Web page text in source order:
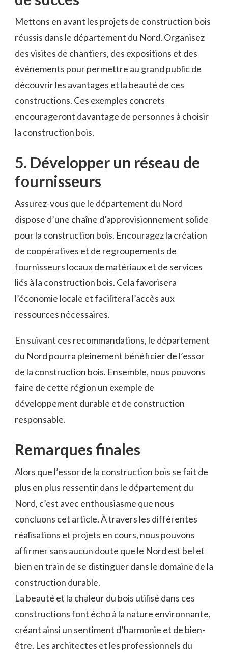
Mettons⁢ en‌ avant ​les projets de construction bois
réussis dans le département du Nord. Organisez
‌des visites de chantiers, ⁢des expositions et des
événements pour permettre au ⁣grand public de
découvrir les avantages et la beauté de ces
constructions. Ces exemples concrets
encourageront davantage de personnes ​à choisir⁢
la construction ⁢bois.
5. Développer un‍ réseau de
fournisseurs
Assurez-vous que le département du Nord
dispose d’une chaîne d’approvisionnement solide
pour la ‌construction bois. Encouragez la création
de ⁤coopératives et de regroupements de
fournisseurs locaux de ⁣matériaux et de services
liés à la construction bois. Cela favorisera
l’économie locale et facilitera l’accès aux⁤
ressources nécessaires.
En suivant ces recommandations, ⁢le département
du ​Nord pourra pleinement bénéficier de l’essor
de la construction bois. Ensemble, nous pouvons
faire de ‌cette région un exemple ⁢de ​
développement durable et de construction
responsable.
Remarques⁢ finales
Alors que l’essor de⁣ la construction ‌bois se fait de
plus en plus ressentir dans le département du
Nord,⁢ c’est avec enthousiasme que nous
‌concluons cet article. À ⁣travers les différentes
réalisations et projets en cours, nous ⁢pouvons
affirmer sans aucun doute que le Nord est bel et
bien en ⁣train ⁢de se distinguer dans le domaine de la
construction durable.
La ​beauté et la chaleur du bois utilisé dans ces
constructions‌ font écho à la nature environnante,
créant ​ainsi un sentiment d’harmonie ​et de bien-
être. Les architectes et les professionnels du⁢